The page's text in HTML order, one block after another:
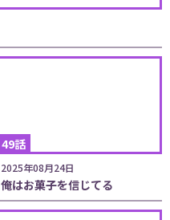
49話
2025年08月24日
俺はお菓子を信じてる